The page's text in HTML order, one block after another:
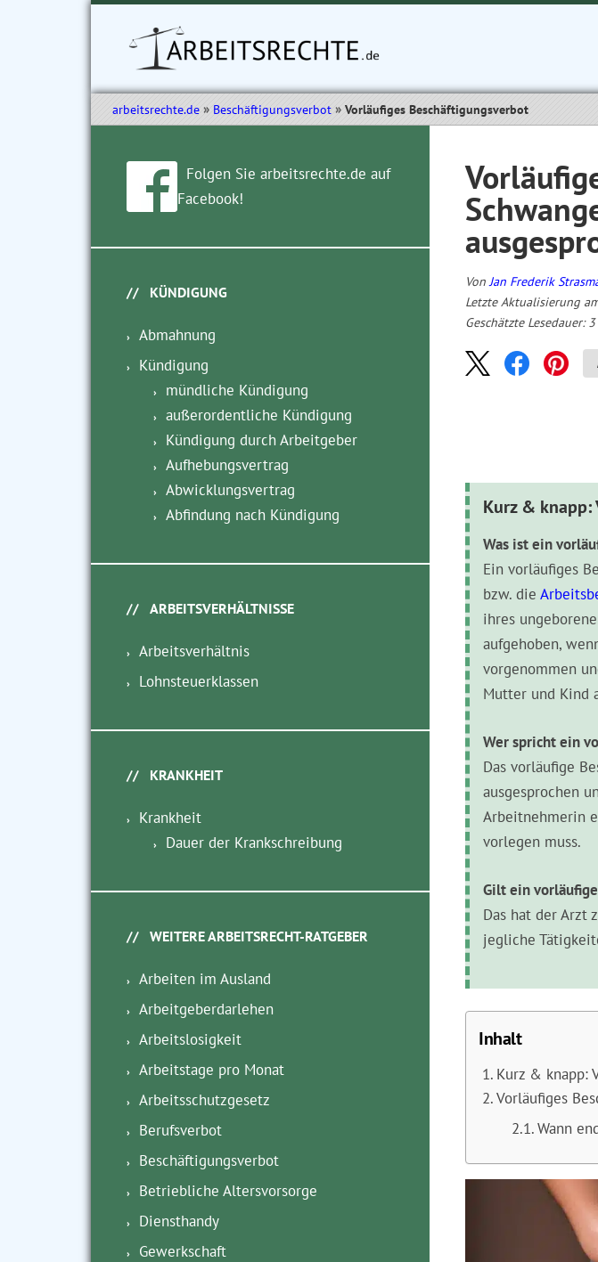
arbeitsrechte.de Beschäftigungsverbot Vorläufiges Beschäftigungsverbot
VonJan Frederik
Letzte Aktualisierung
Geschätzte Lesedauer: 3
Kurz & knapp:
Was ist ein
Ein vorläufiges
bzw. die
ihres
aufgehoben,
vorgenommen
Mutter und Kind
Wer spricht ein
Das vorläufige
ausgesprochen
Arbeitnehmerin
vorlegen muss.
Gilt ein
Das hat der Arzt
jegliche
Inhalt
Kurz & knapp:
Vorläufiges
Wann
Folgen Sie arbeitsrechte.de auf
Facebook!
KÜNDIGUNG
Abmahnung
Kündigung
mündliche Kündigung
außerordentliche Kündigung
Kündigung durch Arbeitgeber
Aufhebungsvertrag
Abwicklungsvertrag
Abfindung nach Kündigung
ARBEITSVERHÄLTNISSE
Arbeitsverhältnis
Lohnsteuerklassen
KRANKHEIT
Krankheit
Dauer der Krankschreibung
WEITERE ARBEITSRECHT-RATGEBER
Arbeiten im Ausland
Arbeitgeberdarlehen
Arbeitslosigkeit
Arbeitstage pro Monat
Arbeitsschutzgesetz
Berufsverbot
Beschäftigungsverbot
Betriebliche Altersvorsorge
Diensthandy
Gewerkschaft